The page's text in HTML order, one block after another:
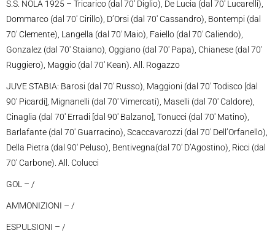
S.S. NOLA 1925 – Tricarico (dal 70′ Diglio), De Lucia (dal 70′ Lucarelli),
Dommarco (dal 70′ Cirillo), D’Orsi (dal 70′ Cassandro), Bontempi (dal
70′ Clemente), Langella (dal 70′ Maio), Faiello (dal 70′ Caliendo),
Gonzalez (dal 70′ Staiano), Oggiano (dal 70′ Papa), Chianese (dal 70′
Ruggiero), Maggio (dal 70′ Kean). All. Rogazzo
JUVE STABIA: Barosi (dal 70′ Russo), Maggioni (dal 70′ Todisco [dal
90′ Picardi], Mignanelli (dal 70′ Vimercati), Maselli (dal 70′ Caldore),
Cinaglia (dal 70′ Erradi [dal 90′ Balzano], Tonucci (dal 70′ Matino),
Barlafante (dal 70′ Guarracino), Scaccavarozzi (dal 70′ Dell’Orfanello),
Della Pietra (dal 90′ Peluso), Bentivegna(dal 70′ D’Agostino), Ricci (dal
70′ Carbone). All. Colucci
GOL – /
AMMONIZIONI – /
ESPULSIONI – /